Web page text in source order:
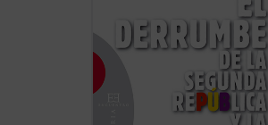
revolucionario que la derecha
hubo de repeler? ¿Quién comenzó
la guerra? ¿Qué papel tuvo en ello
la revuelta de Asturias? Este libro
fundamental de Pío Moa, el autor
que más ha ...
(ver ficha)